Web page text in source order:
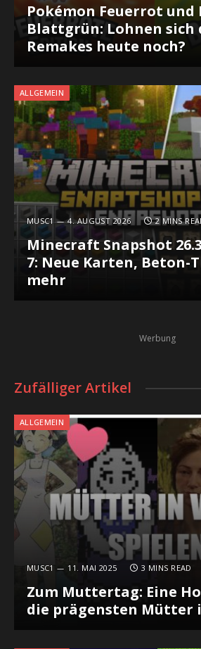
Pokémon Feuerrot und
Blattgrün: Lohnen sich
Remakes heute noch?
ALLGEMEIN
MUSC1 4. AUGUST 2026 2 MINS
Minecraft Snapshot
7: Neue Karten, Beton-
mehr
Werbung
Zufälliger Artikel
ALLGEMEIN
MUSC1 11. MAI 2025 3 MINS READ
Zum Muttertag: Eine
die prägensten Mütter